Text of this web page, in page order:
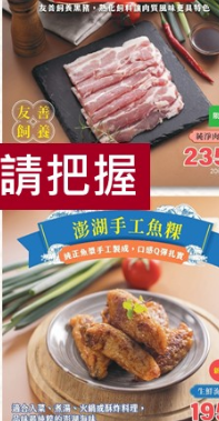
)新
藏
永豐農業有限
四合一芽
豐-120g/
120公克/盒
全素
環保
$95
雞蛋 食安 共